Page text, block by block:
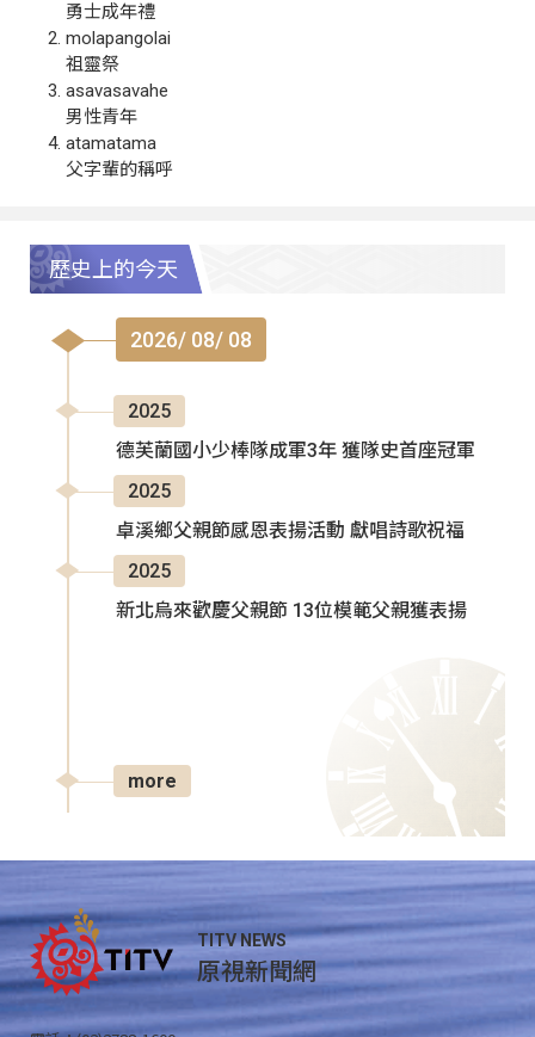
勇士成年禮
molapangolai
祖靈祭
asavasavahe
男性青年
atamatama
父字輩的稱呼
歷史上的今天
2026/ 08/ 08
2025
德芙蘭國小少棒隊成軍3年 獲隊史首座冠軍
2025
卓溪鄉父親節感恩表揚活動 獻唱詩歌祝福
2025
新北烏來歡慶父親節 13位模範父親獲表揚
more
TITV NEWS
原視新聞網